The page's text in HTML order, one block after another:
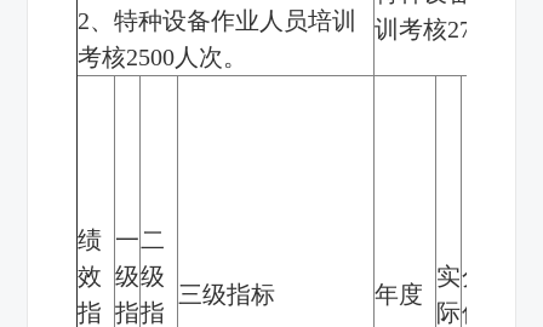
2、特种设备作业人员培训
考核2500人次。
训考核2740
绩
效
指
一
级
指
二
级
指
三级指标 年度
实
际
分
值